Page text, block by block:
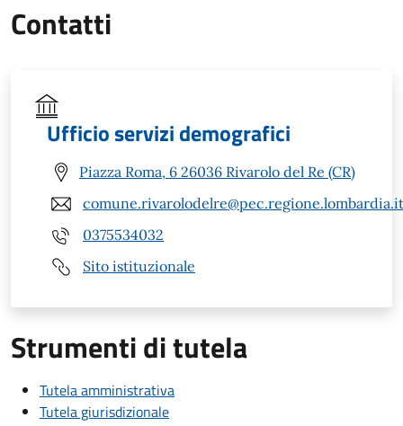
Contatti
Ufficio servizi demografici
Piazza Roma, 6 26036 Rivarolo del Re (CR)
comune.rivarolodelre@pec.regione.lombardia.it
0375534032
Sito istituzionale
Strumenti di tutela
Tutela amministrativa
Tutela giurisdizionale